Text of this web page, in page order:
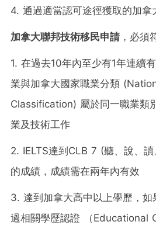
4. 通過適當認可途徑獲取的加拿
加拿大聯邦技術移民申請 ，必須
1. 在過去10年內至少有1年連續
業與加拿大國家職業分類
Classification) 屬於同一職業類
業及技術工作
2. IELTS達到CLB 7 (聽、說、
的成績，成績需在兩年內有效
3. 達到加拿大高中以上學歷，如
過相關學歷認證 （Educational